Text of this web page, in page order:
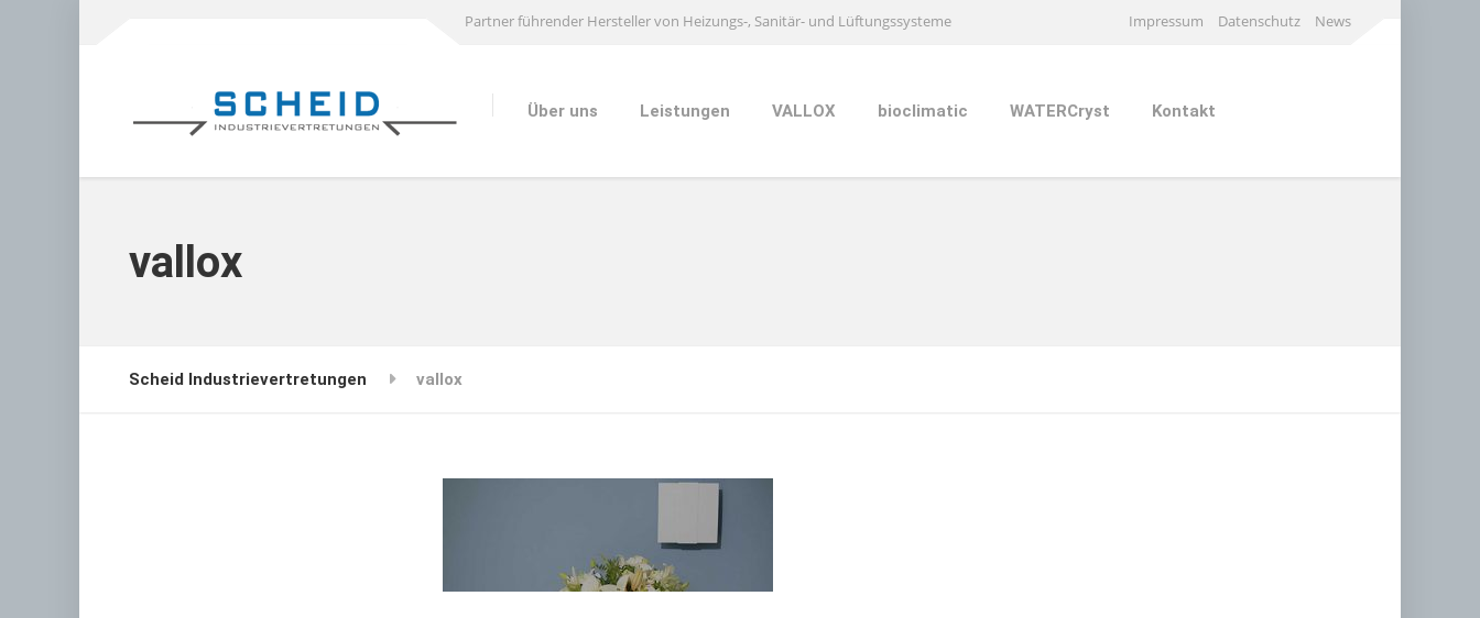
Partner führender Hersteller von Heizungs-, Sanitär- und Lüftungssysteme Impressum Datenschutz News
Über uns Leistungen VALLOX bioclimatic WATERCryst Kontakt
vallox
Scheid Industrievertretungen vallox